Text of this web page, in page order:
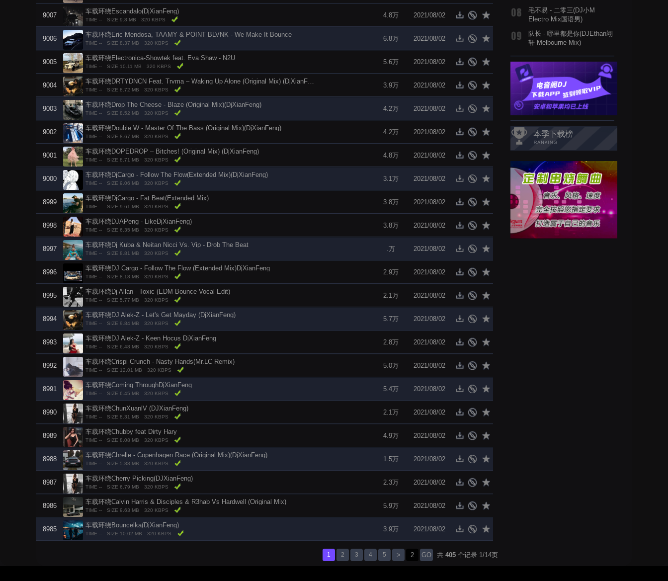
9007
车载环绕Escandalo(DjXianFeng)
TIME -- SIZE 9.8 MB 320 KBPS
4.8万 2021/08/02
9006
车载环绕Eric Mendosa, TAAMY & POINT BLVNK - We Make It Bounce
TIME -- SIZE 8.37 MB 320 KBPS
6.8万 2021/08/02
9005
车载环绕Electronica-Showtek feat. Eva Shaw - N2U
TIME -- SIZE 10.11 MB 320 KBPS
5.6万 2021/08/02
9004
车载环绕DRTYDNCN Feat. Trvma – Waking Up Alone (Original Mix) (DjXianFeng)
TIME -- SIZE 8.72 MB 320 KBPS
3.9万 2021/08/02
9003
车载环绕Drop The Cheese - Blaze (Original Mix)(DjXianFeng)
TIME -- SIZE 8.52 MB 320 KBPS
4.2万 2021/08/02
9002
车载环绕Double W - Master Of The Bass (Original Mix)(DjXianFeng)
TIME -- SIZE 8.67 MB 320 KBPS
4.2万 2021/08/02
9001
车载环绕DOPEDROP – Bitches! (Original Mix) (DjXianFeng)
TIME -- SIZE 8.71 MB 320 KBPS
4.8万 2021/08/02
9000
车载环绕DjCargo - Follow The Flow(Extended Mix)(DjXianFeng)
TIME -- SIZE 9.06 MB 320 KBPS
3.1万 2021/08/02
8999
车载环绕DjCargo - Fat Beat(Extended Mix)
TIME -- SIZE 9.61 MB 320 KBPS
3.8万 2021/08/02
8998
车载环绕DJAPeng - LikeDjXianFeng)
TIME -- SIZE 6.35 MB 320 KBPS
3.8万 2021/08/02
8997
车载环绕Dj Kuba & Neitan Nicci Vs. Vip - Drob The Beat
TIME -- SIZE 8.81 MB 320 KBPS
.万 2021/08/02
8996
车载环绕DJ Cargo - Follow The Flow (Extended Mix)DjXianFeng
TIME -- SIZE 8.18 MB 320 KBPS
2.9万 2021/08/02
8995
车载环绕Dj Allan - Toxic (EDM Bounce Vocal Edit)
TIME -- SIZE 5.77 MB 320 KBPS
2.1万 2021/08/02
8994
车载环绕DJ Alek-Z - Let's Get Mayday (DjXianFeng)
TIME -- SIZE 9.84 MB 320 KBPS
5.7万 2021/08/02
8993
车载环绕DJ Alek-Z - Keen Hocus DjXianFeng
TIME -- SIZE 6.48 MB 320 KBPS
2.8万 2021/08/02
8992
车载环绕Crispi Crunch - Nasty Hands(Mr.LС Remix)
TIME -- SIZE 12.01 MB 320 KBPS
5.0万 2021/08/02
8991
车载环绕Coming ThroughDjXianFeng
TIME -- SIZE 6.45 MB 320 KBPS
5.4万 2021/08/02
8990
车载环绕ChunXuanlV (DJXianFeng)
TIME -- SIZE 8.31 MB 320 KBPS
2.1万 2021/08/02
8989
车载环绕Chubby feat Dirty Hary
TIME -- SIZE 8.08 MB 320 KBPS
4.9万 2021/08/02
8988
车载环绕Chrelle - Copenhagen Race (Original Mix)(DjXianFeng)
TIME -- SIZE 5.88 MB 320 KBPS
1.5万 2021/08/02
8987
车载环绕Cherry Picking(DJXianFeng)
TIME -- SIZE 6.79 MB 320 KBPS
2.3万 2021/08/02
8986
车载环绕Calvin Harris & Disciples & R3hab Vs Hardwell (Original Mix)
TIME -- SIZE 9.63 MB 320 KBPS
5.9万 2021/08/02
8985
车载环绕Bouncelka(DjXianFeng)
TIME -- SIZE 10.02 MB 320 KBPS
3.9万 2021/08/02
1 2 3 4 5 > GO 共 405 个记录 1/14页
毛不易 - 二零三(DJ小M
Electro Mix国语男)
队长 - 哪里都是你(DJEthan翊
轩 Melbourne Mix)
本季下载榜